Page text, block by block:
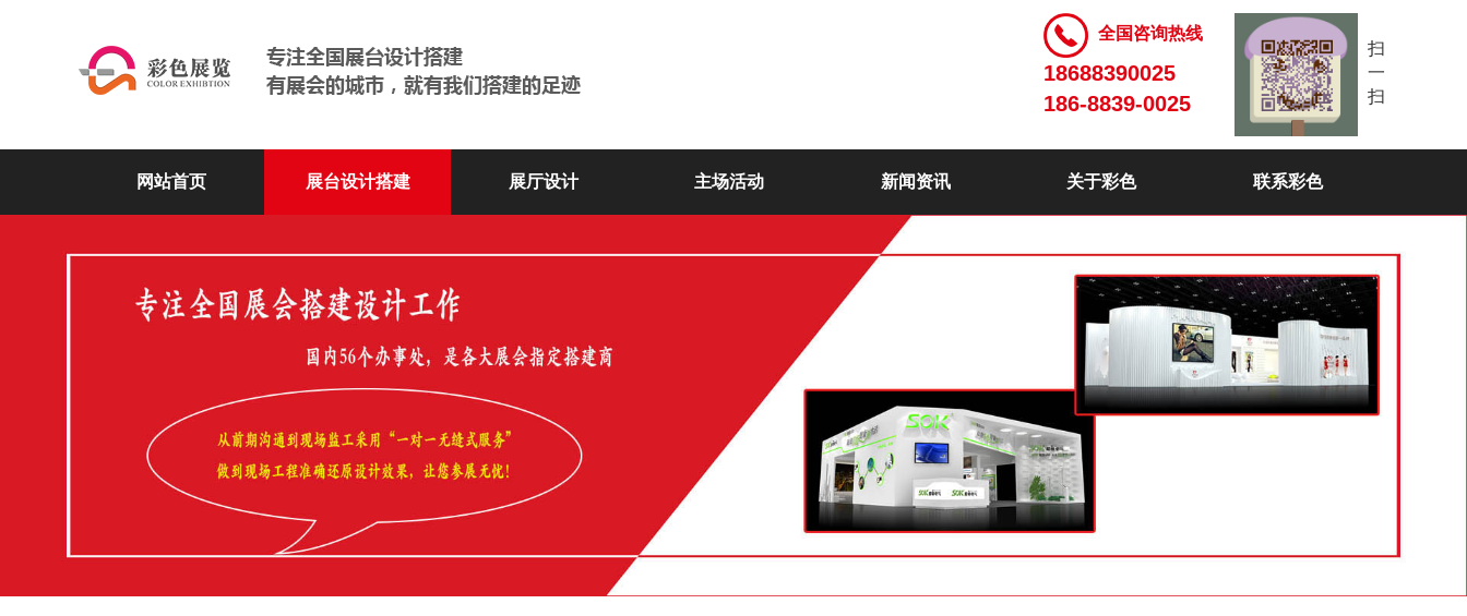
全国咨询热线
18688390025
186-8839-0025
扫
一
扫
网站首页 展台设计搭建 展厅设计 主场活动 新闻资讯 关于彩色 联系彩色